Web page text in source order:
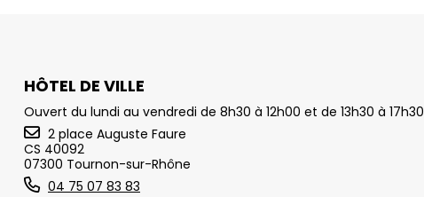
HÔTEL DE VILLE
Ouvert du lundi au vendredi de 8h30 à 12h00 et de 13h30 à 17h30
2 place Auguste Faure
CS 40092
07300 Tournon-sur-Rhône
04 75 07 83 83